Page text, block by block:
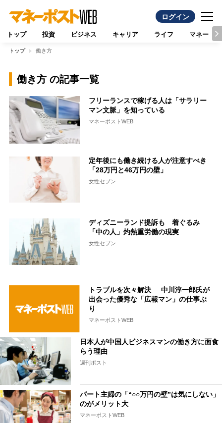
ログイン
トップ 投資 ビジネス キャリア ライフ マネー
トップ 働き方
働き方 の記事一覧
フリーランスで稼げる人は「サラリー
マン文脈」を知っている
マネーポストWEB
定年後にも働き続ける人が注意すべき
「28万円と46万円の壁」
女性セブン
ディズニーランド提訴も 着ぐるみ
「中の人」灼熱重労働の現実
女性セブン
トラブルを次々解決──中川淳一郎氏が
出会った優秀な「広報マン」の仕事ぶ
り
マネーポストWEB
日本人が中国人ビジネスマンの働き方に面食
らう理由
週刊ポスト
パート主婦の「“○○万円の壁”は気にしない」
のがメリット大
マネーポストWEB